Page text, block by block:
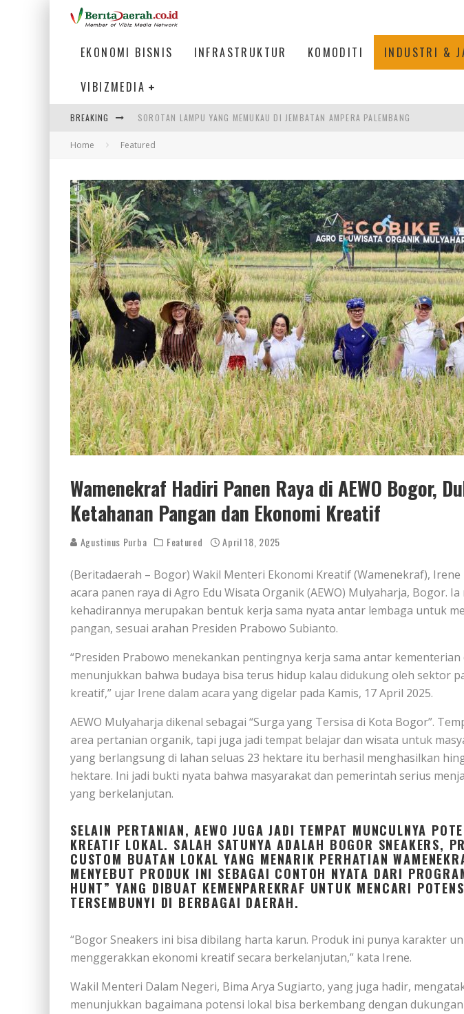
EKONOMI BISNIS INFRASTRUKTUR KOMODITI INDUSTRI &
VIBIZMEDIA
BREAKING
SOROTAN LAMPU YANG MEMUKAU DI JEMBATAN AMPERA PALEMBANG
PARIWISATA INDONESIA 2026: PENGGERAK EKONOMI YANG BERKELANJUTAN
HADAPI DINAMIKA DUNIA KERJA, KEMNAKER SESUAIKAN REGULASI
Home Featured
Wamenekraf Hadiri Panen Raya di AEWO Bogor,
Ketahanan Pangan dan Ekonomi Kreatif
Agustinus Purba Featured April 18, 2025
(Beritadaerah – Bogor) Wakil Menteri Ekonomi Kreatif (Wamenekraf), Irene
acara panen raya di Agro Edu Wisata Organik (AEWO) Mulyaharja, Bogor.
kehadirannya merupakan bentuk kerja sama nyata antar lembaga untuk
pangan, sesuai arahan Presiden Prabowo Subianto.
“Presiden Prabowo menekankan pentingnya kerja sama antar kementerian
menunjukkan bahwa budaya bisa terus hidup kalau didukung oleh sektor
kreatif,” ujar Irene dalam acara yang digelar pada Kamis, 17 April 2025.
AEWO Mulyaharja dikenal sebagai “Surga yang Tersisa di Kota Bogor”.
area pertanian organik, tapi juga jadi tempat belajar dan wisata untuk
yang berlangsung di lahan seluas 23 hektare itu berhasil menghasilkan
hektare. Ini jadi bukti nyata bahwa masyarakat dan pemerintah serius
yang berkelanjutan.
SELAIN PERTANIAN, AEWO JUGA JADI TEMPAT MUNCULNYA
KREATIF LOKAL. SALAH SATUNYA ADALAH BOGOR SNEAKERS,
CUSTOM BUATAN LOKAL YANG MENARIK PERHATIAN
MENYEBUT PRODUK INI SEBAGAI CONTOH NYATA DARI
HUNT” YANG DIBUAT KEMENPAREKRAF UNTUK MENCARI
TERSEMBUNYI DI BERBAGAI DAERAH.
“Bogor Sneakers ini bisa dibilang harta karun. Produk ini punya karakter
menggerakkan ekonomi kreatif secara berkelanjutan,” kata Irene.
Wakil Menteri Dalam Negeri, Bima Arya Sugiarto, yang juga hadir,
menunjukkan bagaimana potensi lokal bisa berkembang dengan